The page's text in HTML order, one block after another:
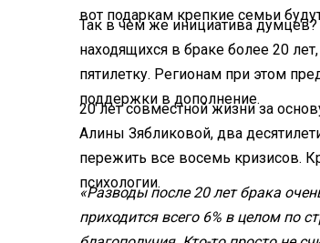
вот подаркам крепкие семьи
Так в чем же инициатива
находящихся в браке более 20
пятилетку. Регионам при этом
поддержки в дополнение.
20 лет совместной жизни за
Алины Зябликовой, два
пережить все восемь кризисов.
психологии.
«Разводы после 20 лет брака
приходится всего 6% в целом по